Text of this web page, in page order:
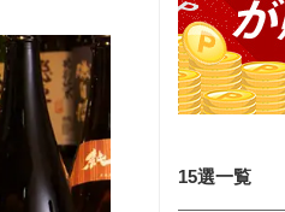
15選一覧